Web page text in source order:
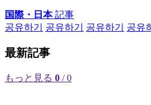
国際・日本記事
공유하기
공유하기 공유하기 공유
最新記事
もっと見る 0 / 0